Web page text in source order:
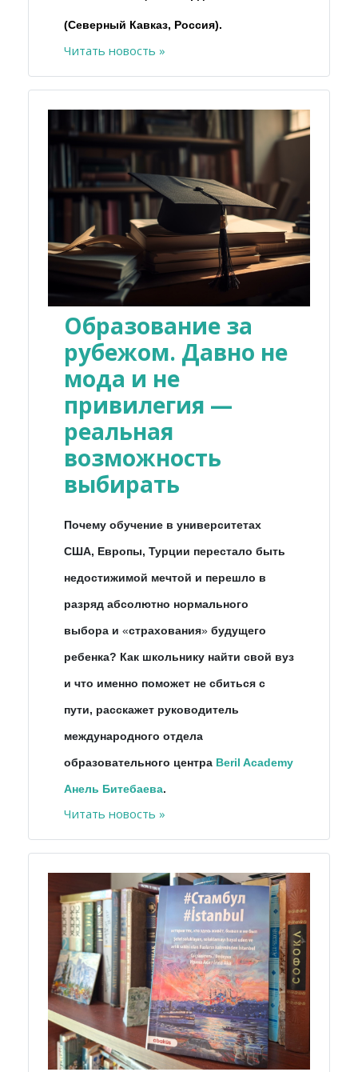
(Северный Кавказ, Россия).
Читать новость »
Образование за
рубежом. Давно не
мода и не
привилегия —
реальная
возможность
выбирать
Почему обучение в университетах
США, Европы, Турции перестало быть
недостижимой мечтой и перешло в
разряд абсолютно нормального
выбора и «страхования» будущего
ребенка? Как школьнику найти свой вуз
и что именно поможет не сбиться с
пути, расскажет руководитель
международного отдела
образовательного центра Beril Academy
Анель Битебаева.
Читать новость »